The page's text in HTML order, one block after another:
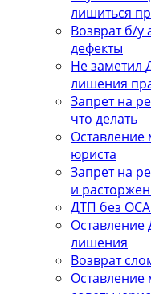
лишиться
Возврат б/у
дефекты
Не заметил
лишения
Запрет на
что делать
Оставление
юриста
Запрет на
и
ДТП без
Оставление
лишения
Возврат
Оставление